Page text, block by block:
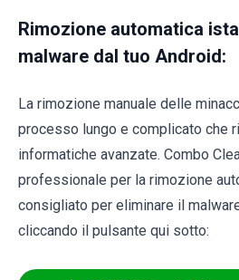
Rimozione automatica
malware dal tuo Android:
La rimozione manuale delle
processo lungo e complicato che
informatiche avanzate. Combo
professionale per la rimozione
consigliato per eliminare il
cliccando il pulsante qui sotto: